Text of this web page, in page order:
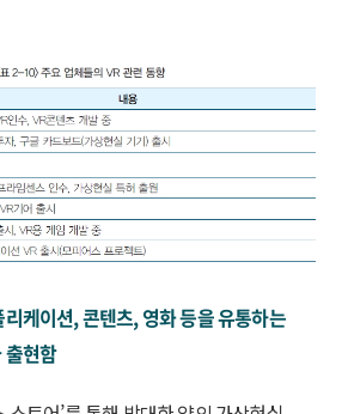
케이션, 콘텐츠, 영화 등을 유통하는
출현함